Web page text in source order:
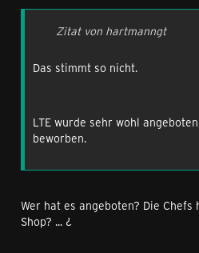
Zitat von hartmanngt
Das stimmt so nicht.
LTE wurde sehr wohl
beworben.
Wer hat es angeboten? Die Chefs
Shop? ... ¿